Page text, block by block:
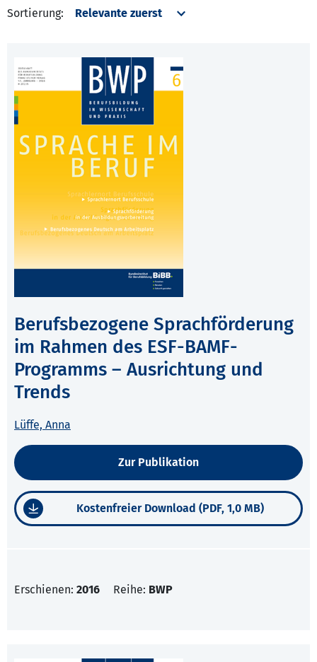
Sortierung:
Berufsbezogene Sprachförderung
im Rahmen des ESF-BAMF-
Programms – Ausrichtung und
Trends
Lüffe, Anna
Zur Publikation
Kostenfreier Download (PDF, 1,0 MB)
Erschienen: 2016 Reihe: BWP